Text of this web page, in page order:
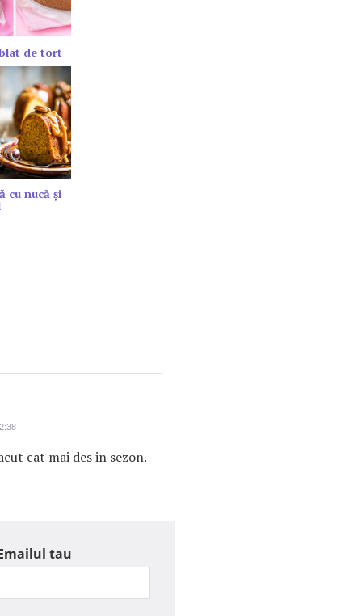
de tort
cu nucă și
cat mai des in sezon.
tau